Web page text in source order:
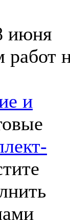
июня
работ
и